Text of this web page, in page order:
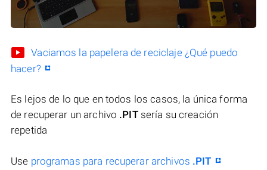
Vaciamos la papelera de reciclaje ¿Qué puedo
hacer?
Es lejos de lo que en todos los casos, la única forma
de recuperar un archivo .PITsería su creación
repetida
Use programas para recuperar archivos .PIT